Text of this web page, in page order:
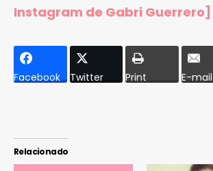
Instagram de Gabri Guerrero]
Facebook Twitter Print E-mail
Relacionado